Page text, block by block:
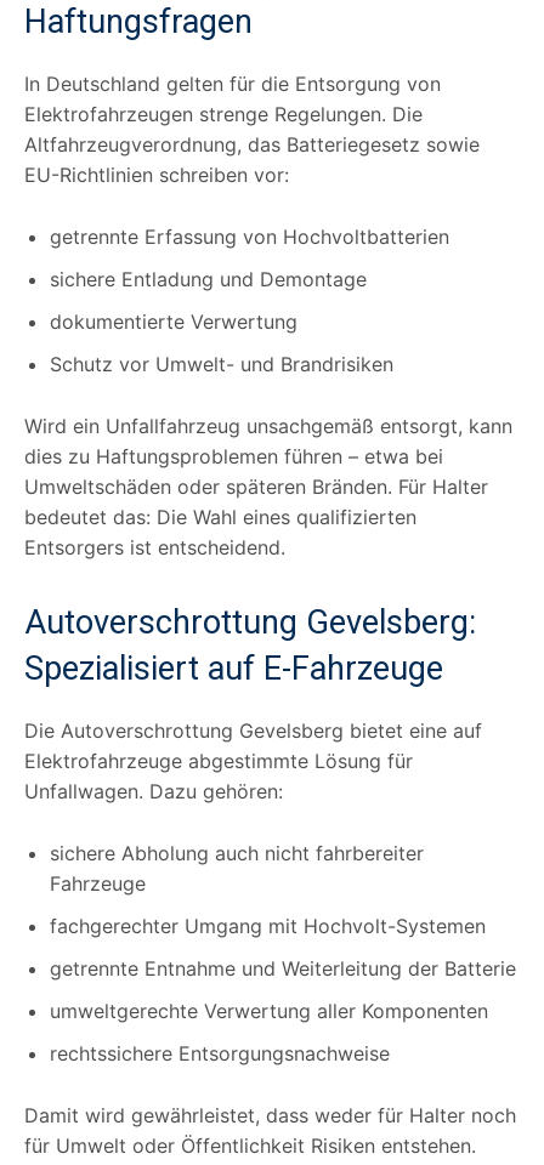
Haftungsfragen
In Deutschland gelten für die Entsorgung von
Elektrofahrzeugen strenge Regelungen. Die
Altfahrzeugverordnung, das Batteriegesetz sowie
EU-Richtlinien schreiben vor:
getrennte Erfassung von Hochvoltbatterien
sichere Entladung und Demontage
dokumentierte Verwertung
Schutz vor Umwelt- und Brandrisiken
Wird ein Unfallfahrzeug unsachgemäß entsorgt, kann
dies zu Haftungsproblemen führen – etwa bei
Umweltschäden oder späteren Bränden. Für Halter
bedeutet das: Die Wahl eines qualifizierten
Entsorgers ist entscheidend.
Autoverschrottung Gevelsberg:
Spezialisiert auf E-Fahrzeuge
Die Autoverschrottung Gevelsberg bietet eine auf
Elektrofahrzeuge abgestimmte Lösung für
Unfallwagen. Dazu gehören:
sichere Abholung auch nicht fahrbereiter
Fahrzeuge
fachgerechter Umgang mit Hochvolt-Systemen
getrennte Entnahme und Weiterleitung der Batterie
umweltgerechte Verwertung aller Komponenten
rechtssichere Entsorgungsnachweise
Damit wird gewährleistet, dass weder für Halter noch
für Umwelt oder Öffentlichkeit Risiken entstehen.